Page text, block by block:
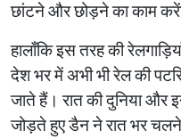
छांटने और छोड़ने का काम
हालाँकि इस तरह की
देश भर में अभी भी रेल की
जाते हैं। रात की दुनिया और
जोड़ते हुए डैन ने रात भर